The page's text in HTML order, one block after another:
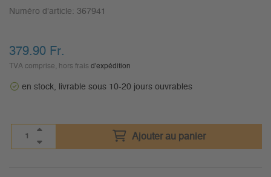
Numéro d'article: 367941
379.90 Fr.
TVA comprise, hors frais d'expédition
en stock, livrable sous 10-20 jours ouvrables
Ajouter au panier